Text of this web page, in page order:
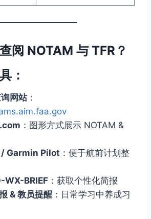
阅 NOTAM 与 TFR？
：
网站：
：图形方式展示 NOTAM &
Garmin Pilot ：便于航前计划整
WX-BRIEF ：获取个性化简报
& 教员提醒 ：日常学习中养成习